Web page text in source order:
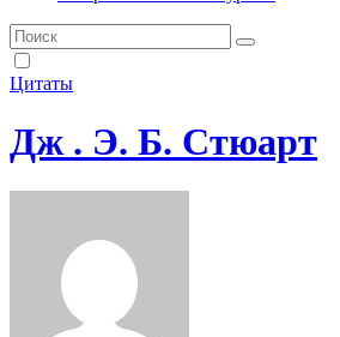
Цитаты
Дж . Э. Б. Стюарт